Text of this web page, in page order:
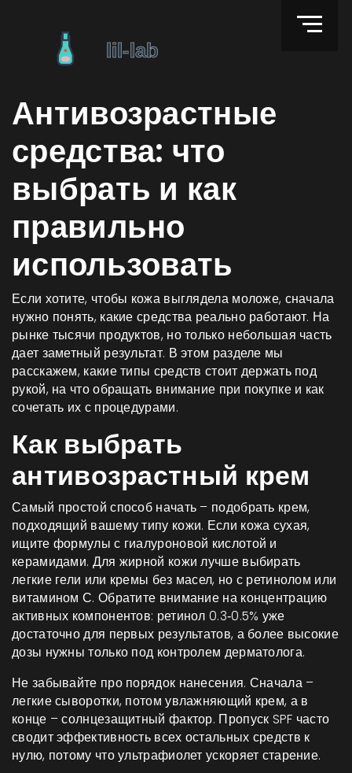
Антивозрастные
средства: что
выбрать и как
правильно
использовать
Если хотите, чтобы кожа выглядела моложе, сначала
нужно понять, какие средства реально работают. На
рынке тысячи продуктов, но только небольшая часть
дает заметный результат. В этом разделе мы
расскажем, какие типы средств стоит держать под
рукой, на что обращать внимание при покупке и как
сочетать их с процедурами.
Как выбрать
антивозрастный крем
Самый простой способ начать – подобрать крем,
подходящий вашему типу кожи. Если кожа сухая,
ищите формулы с гиалуроновой кислотой и
керамидами. Для жирной кожи лучше выбирать
легкие гели или кремы без масел, но с ретинолом или
витамином С. Обратите внимание на концентрацию
активных компонентов: ретинол 0.3‑0.5% уже
достаточно для первых результатов, а более высокие
дозы нужны только под контролем дерматолога.
Не забывайте про порядок нанесения. Сначала –
легкие сыворотки, потом увлажняющий крем, а в
конце – солнцезащитный фактор. Пропуск SPF часто
сводит эффективность всех остальных средств к
нулю, потому что ультрафиолет ускоряет старение.